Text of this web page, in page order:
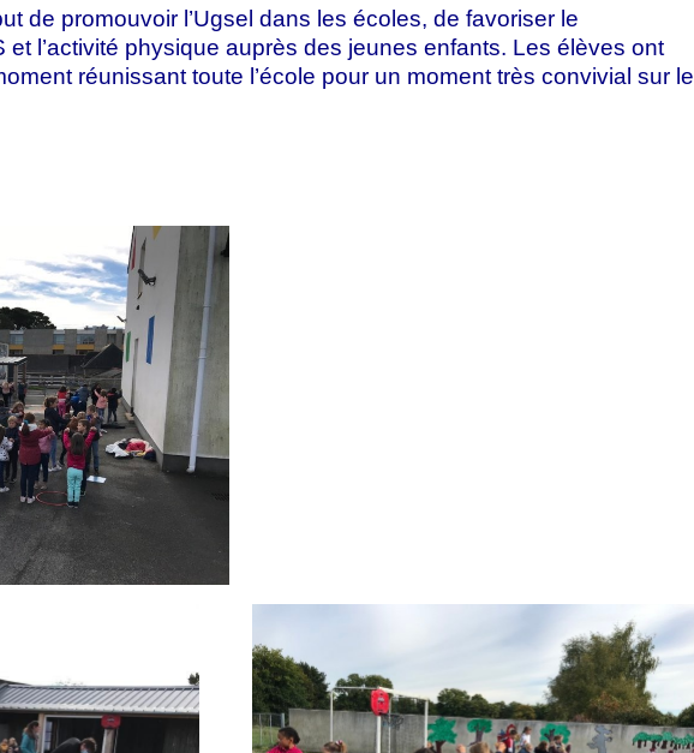
de promouvoir l’Ugsel dans les écoles, de favoriser le
et l’activité physique auprès des jeunes enfants. Les élèves ont
réunissant toute l’école pour un moment très convivial sur le